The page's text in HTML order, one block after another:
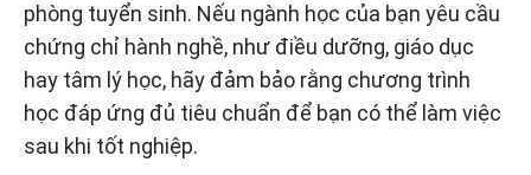
phòng tuyển sinh. Nếu ngành học của bạn yêu cầu
chứng chỉ hành nghề, như điều dưỡng, giáo dục
hay tâm lý học, hãy đảm bảo rằng chương trình
học đáp ứng đủ tiêu chuẩn để bạn có thể làm việc
sau khi tốt nghiệp.